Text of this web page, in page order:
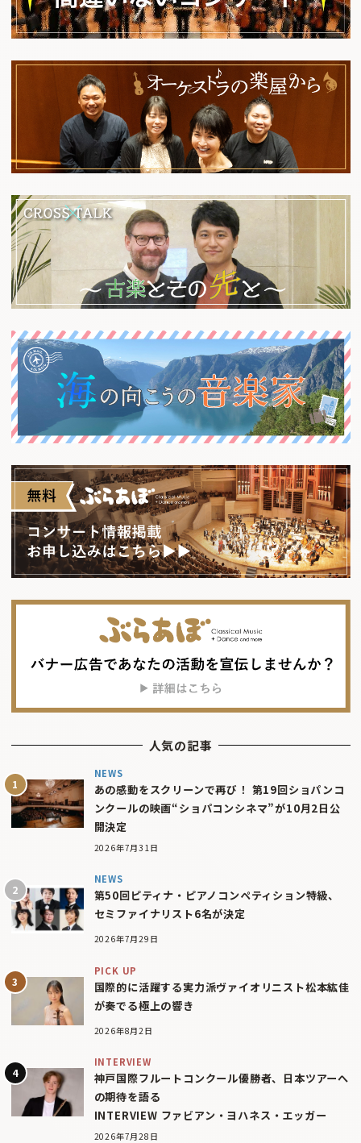
人気の記事
NEWS
あの感動をスクリーンで再び！ 第19回ショパンコ
ンクールの映画“ショパコンシネマ”が10月2日公
開決定
2026年7月31日
NEWS
第50回ピティナ・ピアノコンペティション特級、
セミファイナリスト6名が決定
2026年7月29日
PICK UP
国際的に活躍する実力派ヴァイオリニスト松本紘佳
が奏でる極上の響き
2026年8月2日
INTERVIEW
神戸国際フルートコンクール優勝者、日本ツアーへ
の期待を語る
INTERVIEW ファビアン・ヨハネス・エッガー
2026年7月28日